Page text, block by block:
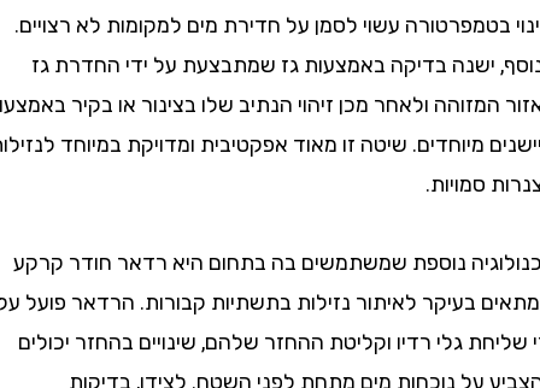
עשוי לסמן על חדירת מים למקומות לא רצויים.
ישנה בדיקה באמצעות גז שמתבצעת על ידי החדרת גז
ולאחר מכן זיהוי הנתיב שלו בצינור או בקיר באמצעות
מיוחדים. שיטה זו מאוד אפקטיבית ומדויקת במיוחד לנזילות
סמויות.
נוספת שמשתמשים בה בתחום היא רדאר חודר קרקע
בעיקר לאיתור נזילות בתשתיות קבורות. הרדאר פועל על
גלי רדיו וקליטת ההחזר שלהם, שינויים בהחזר יכולים
על נוכחות מים מתחת לפני השטח. לצידן, בדיקות